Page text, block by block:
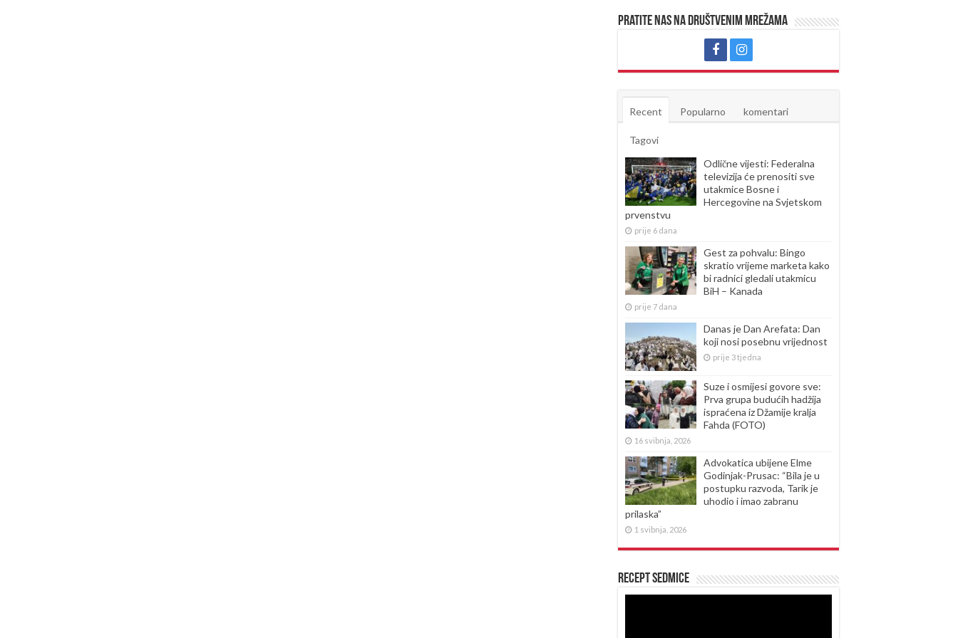
Pratite nas na društvenim mrežama
Recent Popularno komentari
Tagovi
Odlične vijesti: Federalna
televizija će prenositi sve
utakmice Bosne i
Hercegovine na Svjetskom
prvenstvu
prije 6 dana
Gest za pohvalu: Bingo
skratio vrijeme marketa kako
bi radnici gledali utakmicu
BiH – Kanada
prije 7 dana
Danas je Dan Arefata: Dan
koji nosi posebnu vrijednost
prije 3 tjedna
Suze i osmijesi govore sve:
Prva grupa budućih hadžija
ispraćena iz Džamije kralja
Fahda (FOTO)
16 svibnja, 2026
Advokatica ubijene Elme
Godinjak-Prusac: “Bila je u
postupku razvoda, Tarik je
uhodio i imao zabranu
prilaska”
1 svibnja, 2026
Recept sedmice